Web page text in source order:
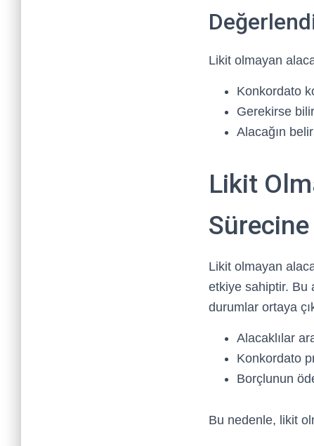
Likit olmayan
Konkordato
Gerekirse
Alacağın
Likit
Likit olmayan
etkiye sahiptir. Bu
durumlar ortaya
Alacaklılar
Konkordato
Borçlunun
Bu nedenle, likit